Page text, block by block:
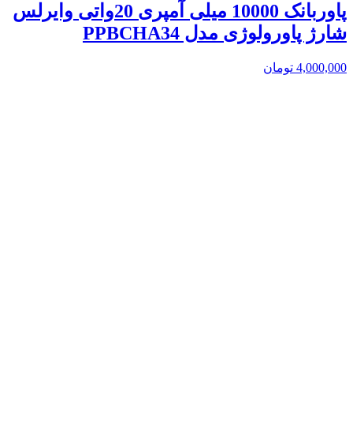
پاوربانک 10000 میلی آمپری 20واتی وایرلس
شارژ پاورولوژی مدل PPBCHA34
4,000,000 تومان